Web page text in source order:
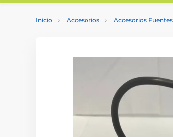
Inicio Accesorios Accesorios Fuentes